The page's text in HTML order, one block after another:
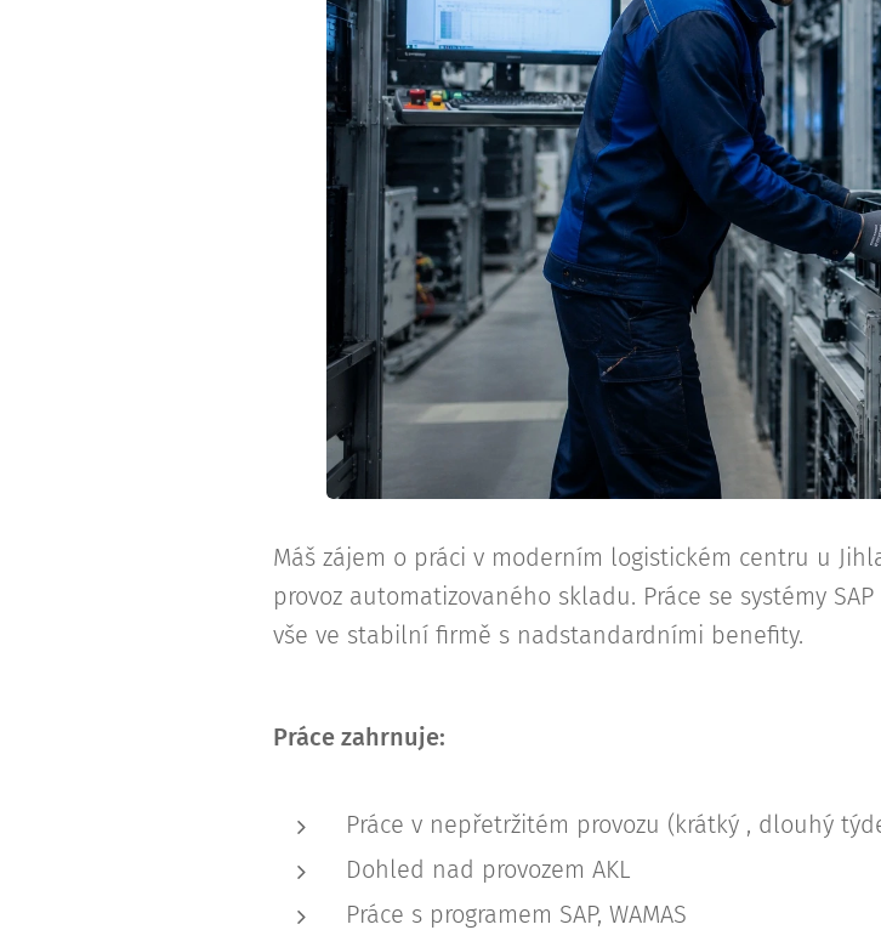
Máš zájem o práci v moderním logistickém centru u
provoz automatizovaného skladu. Práce se systémy
vše ve stabilní firmě s nadstandardními benefity.
Práce zahrnuje:
Práce v nepřetržitém provozu (krátký , dlouhý
Dohled nad provozem AKL
Práce s programem SAP, WAMAS